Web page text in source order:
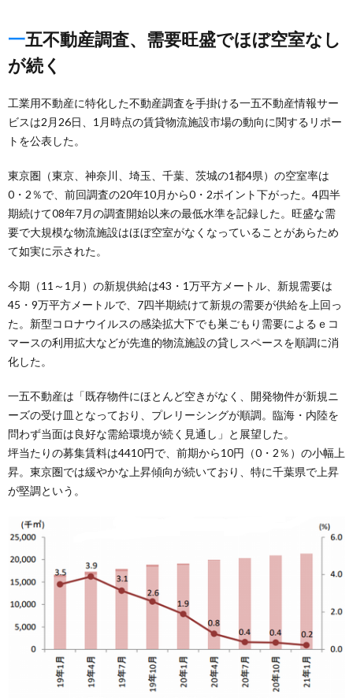
一五不動産調査、需要旺盛でほぼ空室なし
が続く
工業用不動産に特化した不動産調査を手掛ける一五不動産情報サー
ビスは2月26日、1月時点の賃貸物流施設市場の動向に関するリポー
トを公表した。
東京圏（東京、神奈川、埼玉、千葉、茨城の1都4県）の空室率は
0・2％で、前回調査の20年10月から0・2ポイント下がった。4四半
期続けて08年7月の調査開始以来の最低水準を記録した。旺盛な需
要で大規模な物流施設はほぼ空室がなくなっていることがあらため
て如実に示された。
今期（11～1月）の新規供給は43・1万平方メートル、新規需要は
45・9万平方メートルで、7四半期続けて新規の需要が供給を上回っ
た。新型コロナウイルスの感染拡大下でも巣ごもり需要によるｅコ
マースの利用拡大などが先進的物流施設の貸しスペースを順調に消
化した。
一五不動産は「既存物件にほとんど空きがなく、開発物件が新規ニ
ーズの受け皿となっており、プレリーシングが順調。臨海・内陸を
問わず当面は良好な需給環境が続く見通し」と展望した。
坪当たりの募集賃料は4410円で、前期から10円（0・2％）の小幅上
昇。東京圏では緩やかな上昇傾向が続いており、特に千葉県で上昇
が堅調という。